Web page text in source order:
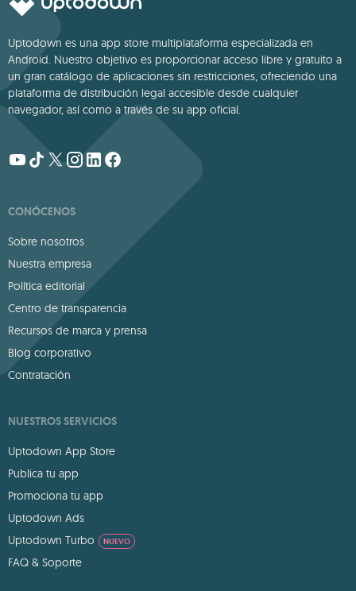
Uptodown es una app store multiplataforma especializada en
Android. Nuestro objetivo es proporcionar acceso libre y gratuito a
un gran catálogo de aplicaciones sin restricciones, ofreciendo una
plataforma de distribución legal accesible desde cualquier
navegador, así como a través de su app oficial.
CONÓCENOS
Sobre nosotros
Nuestra empresa
Política editorial
Centro de transparencia
Recursos de marca y prensa
Blog corporativo
Contratación
NUESTROS SERVICIOS
Uptodown App Store
Publica tu app
Promociona tu app
Uptodown Ads
Uptodown Turbo
NUEVO
FAQ & Soporte